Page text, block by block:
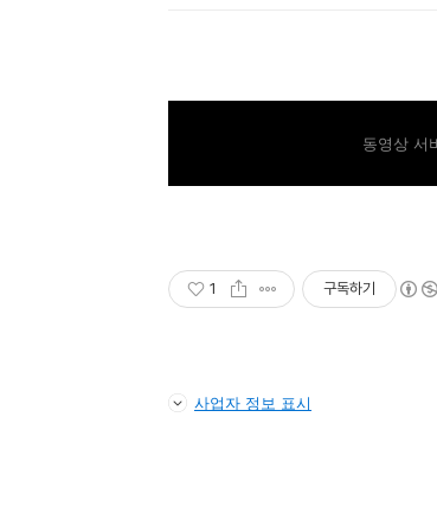
동영상 서
1 구독하기
사업자 정보 표시